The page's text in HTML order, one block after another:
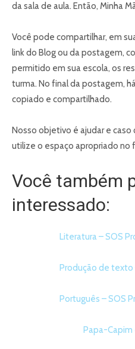
da sala de aula. Então, Minha
Você pode compartilhar, em
link do Blog ou da postagem,
permitido em sua escola, os
turma. No final da postagem,
copiado e compartilhado.
Nosso objetivo é ajudar e
utilize o espaço apropriado no
Você também
interessado:
Literatura – SOS
Produção de texto
Português – SOS
Papa-